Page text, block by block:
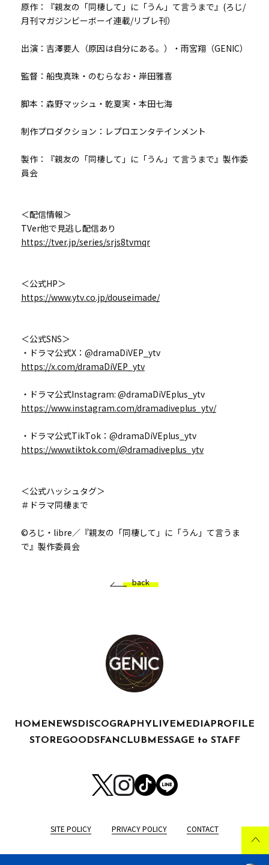
原作：『親友の「同棲して」に「うん」て言うまで』(ろじ/
月刊マガジンビーボーイ連載/リブレ刊）
出演：吉澤要人（原因は自分にある。）・雨宮翔（GENIC）
監督：船曳真珠・のむらなお・岸田雅喜
脚本：森野マッシュ・乾夏実・本田七海
制作プロダクション：レプロエンタテインメント
製作：『親友の「同棲して」に「うん」て言うまで』製作委
員会
＜配信情報＞
TVer他で見逃し配信あり
https://tver.jp/series/srjs8tvmqr
＜公式HP＞
https://www.ytv.co.jp/douseimade/
＜公式SNS＞
・ドラマ公式X：@dramaDiVEP_ytv
https://x.com/dramaDiVEP_ytv
・ドラマ公式Instagram: @dramaDiVEplus_ytv
https://www.instagram.com/dramadiveplus_ytv/
・ドラマ公式TikTok：@dramaDiVEplus_ytv
https://www.tiktok.com/@dramadiveplus_ytv
＜公式ハッシュタグ＞
＃ドラマ同棲まで
©ろじ・libre／『親友の「同棲して」に「うん」て言うま
で』製作委員会
back
HOMENEWSDISCOGRAPHYLIVEMEDIAPROFILE
STOREGOODSFANCLUBMESSAGE to STAFF
SITE POLICY PRIVACY POLICY CONTACT